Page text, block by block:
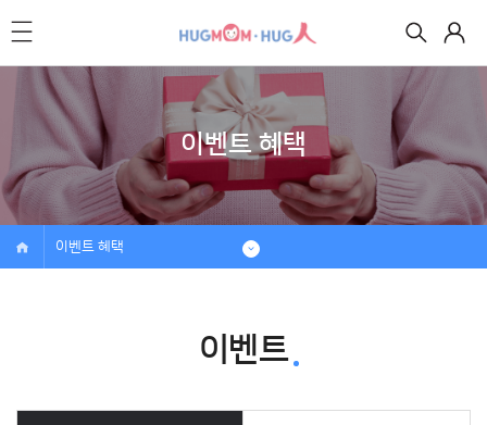
이벤트 혜택
이벤트 혜택
이벤트